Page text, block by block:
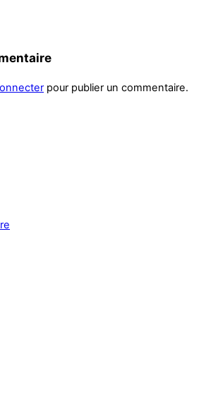
pour publier un commentaire.